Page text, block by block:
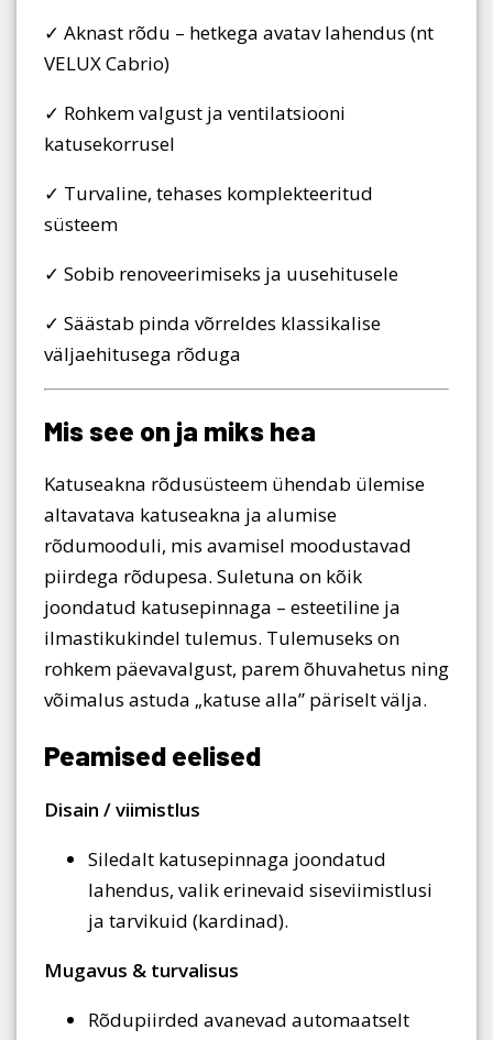
✓ Aknast rõdu – hetkega avatav lahendus (nt
VELUX Cabrio)
✓ Rohkem valgust ja ventilatsiooni
katusekorrusel
✓ Turvaline, tehases komplekteeritud
süsteem
✓ Sobib renoveerimiseks ja uusehitusele
✓ Säästab pinda võrreldes klassikalise
väljaehitusega rõduga
Mis see on ja miks hea
Katuseakna rõdusüsteem ühendab ülemise
altavatava katuseakna ja alumise
rõdumooduli, mis avamisel moodustavad
piirdega rõdupesa. Suletuna on kõik
joondatud katusepinnaga – esteetiline ja
ilmastikukindel tulemus. Tulemuseks on
rohkem päevavalgust, parem õhuvahetus ning
võimalus astuda „katuse alla” päriselt välja.
Peamised eelised
Disain / viimistlus
Siledalt katusepinnaga joondatud
lahendus, valik erinevaid siseviimistlusi
ja tarvikuid (kardinad).
Mugavus & turvalisus
Rõdupiirded avanevad automaatselt